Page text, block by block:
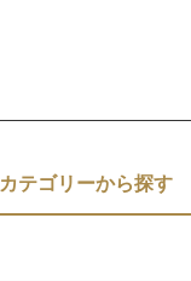
カテゴリーから探す